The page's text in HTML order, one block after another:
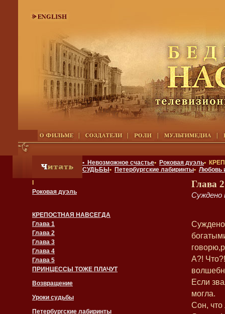
• Невозможное счастье• Роковая дуэль•
СУДЬБЫ • Петербургские лабиринты• Любовь
Роковая дуэль
КРЕПОСТНАЯ НАВСЕГДА
Глава 1
Глава 2
Глава 3
Глава 4
Глава 5
ПРИНЦЕССЫ ТОЖЕ ПЛАЧУТ
Возвращение
Уроки судьбы
Петербургские лабиринты
Глава 2
Суждено
Суждено
А?!
Если
могла.
Сон, что